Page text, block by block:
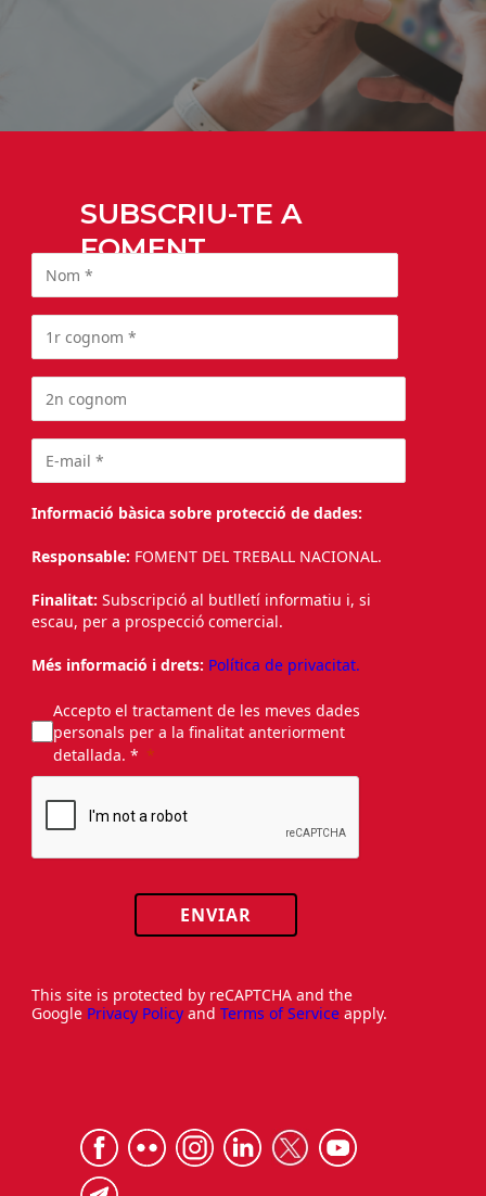
SUBSCRIU-TE A
FOMENT
Informació bàsica sobre protecció de dades:
Responsable: FOMENT DEL TREBALL NACIONAL.
Finalitat: Subscripció al butlletí informatiu i, si
escau, per a prospecció comercial.
Més informació i drets: Política de privacitat.
Accepto el tractament de les meves dades
personals per a la finalitat anteriorment
detallada. *
ENVIAR
This site is protected by reCAPTCHA and the
Google Privacy Policy and Terms of Service apply.